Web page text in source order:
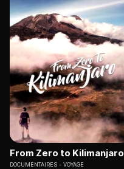
From Zero to Kilimanjaro
DOCUMENTAIRES VOYAGE